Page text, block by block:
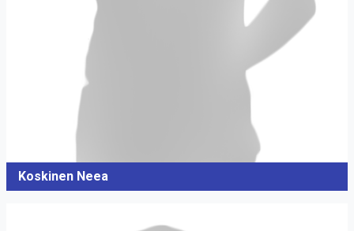
Koskinen Neea